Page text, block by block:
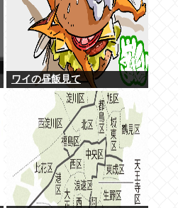
ワイの昼飯見て